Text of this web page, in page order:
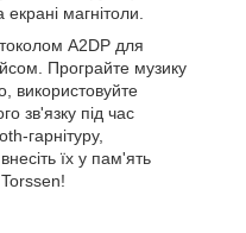
магнітоли.
A2DP для
Програйте музику
використовуйте
зв'язку під час
гарнітуру,
їх у пам'ять